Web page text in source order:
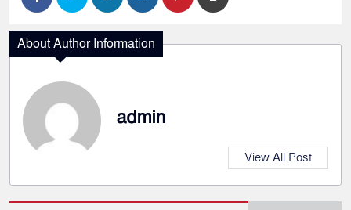
About Author Information
admin
View All Post